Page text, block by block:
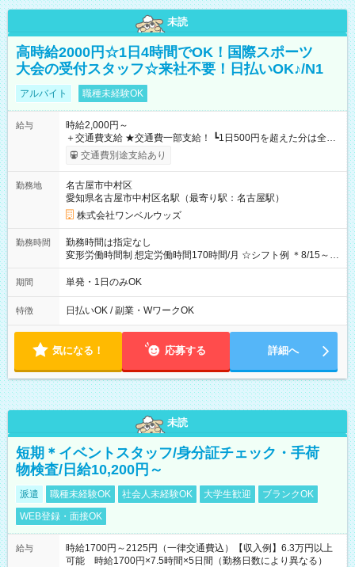
未読
高時給2000円☆1日4時間でOK！国際スポーツ
大会の受付スタッフ☆来社不要！日払いOK♪/N1
アルバイト 職種未経験OK
給与
時給2,000円～
＋交通費支給 ★交通費一部支給！ ┗1日500円を超えた分は全額
支給！ ※往復500円以内の方は自己負担となります ★日払い
OK！（規定あり） ┗働いたその日に現金GET♪ お仕事後はコン
期間なし
交通費別途支給あり
勤務地
名古屋市中村区
愛知県名古屋市中村区名駅（最寄り駅：名古屋駅）
株式会社ワンベルウッズ
勤務時間
勤務時間は指定なし
変形労働時間制 想定労働時間170時間/月 ☆シフト例 ＊8/15～
10/26 全日共通 08：00～12：00 17：00～21：00 ＊8/31
～9/19のみ下記シフトもあります！ 12：00～16：00 ＊9/6～
00
期間 単発・1日のみOK
特徴 日払いOK / 副業・WワークOK
気になる！ 応募する 詳細へ
未読
短期＊イベントスタッフ/身分証チェック・手荷
物検査/日給10,200円～
派遣 職種未経験OK 社会人未経験OK 大学生歓迎
ブランクOK
WEB登録・面接OK
給与
時給1700円～2125円（一律交通費込）【収入例】6.3万円以上
可能 時給1700円×7.5時間×5日間（勤務日数により異なる）